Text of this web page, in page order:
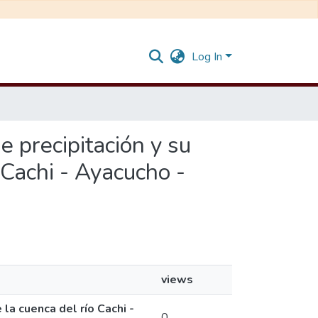
Log In
precipitación y su
- Ayacucho -
views
cuenca del río Cachi -